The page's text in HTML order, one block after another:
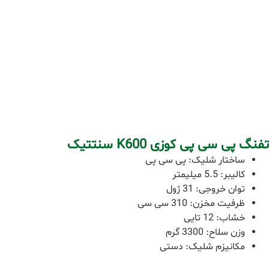
تفنگ پی سی پی کوزی K600 سنتتیک
ساختار شلیک: پی سی پی
کالیبر: 5.5 میلیمتر
توان خروجی: 31 ژول
ظرفیت مخزن: 310 سی سی
خشاب: 12 تایی
وزن سلاح: 3300 گرم
مکانیزم شلیک: دستی